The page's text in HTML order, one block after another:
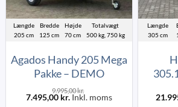
Længde
205 cm
Bredde
125 cm
Højde
70 cm
Totalvægt
500 kg, 750 kg
Agados Handy 205 Mega
Pakke – DEMO
9.995,00kr.
7.495,00 kr. Inkl. moms
Længde
305 cm